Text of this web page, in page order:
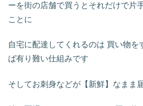
ーを街の店舗で買うとそれだけで片
ことに
自宅に配達してくれるのは 買い物を
ば有り難い仕組みです
そしてお刺身などが【新鮮】なまま